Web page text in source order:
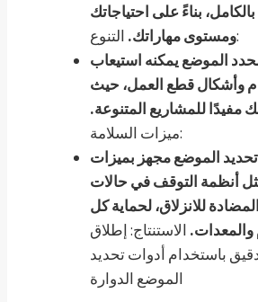
بالكامل، بناءً على احتياجاتك
ومستوى مهاراتك.التنوع:
الموضع يمكنه استيعاب
وأشكال قطع العمل، حيث
مفيدًا للمشاريع المتنوعة.
ميزات السلامة:
الموضع مجهز بميزات
أنظمة التوقف في حالات
للانزلاق، لحماية كل
الاستنتاج: إطلاق
باستخدام أدوات تحديد
الموضع الدوارة